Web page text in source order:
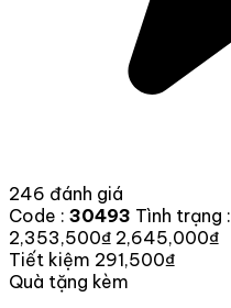
246 đánh giá
Code : 30493 Tình trạng :
2,353,500₫ 2,645,000₫
Tiết kiệm 291,500₫
Quà tặng kèm